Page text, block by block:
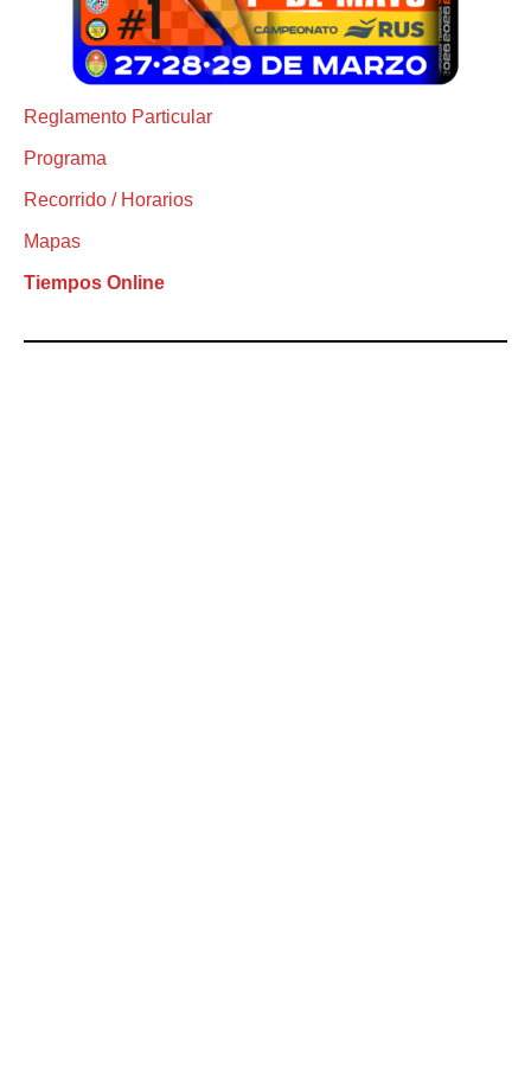
Reglamento Particular
Programa
Recorrido / Horarios
Mapas
Tiempos Online